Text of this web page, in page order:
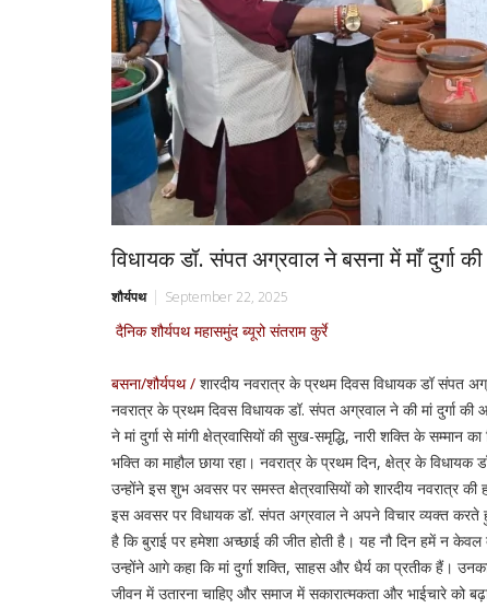
विधायक डॉ. संपत अग्रवाल ने बसना में माँ दुर्गा
शौर्यपथ September 22, 2025
दैनिक शौर्यपथ महासमुंद ब्यूरो संतराम कुर्रे
बसना/शौर्यपथ / शारदीय नवरात्र के प्रथम दिवस विधायक डॉ संपत
नवरात्र के प्रथम दिवस विधायक डॉ. संपत अग्रवाल ने की मां दुर्गा
ने मां दुर्गा से मांगी क्षेत्रवासियों की सुख-समृद्धि, नारी शक्ति के
भक्ति का माहौल छाया रहा। नवरात्र के प्रथम दिन, क्षेत्र के
उन्होंने इस शुभ अवसर पर समस्त क्षेत्रवासियों को शारदीय नवरात्र
इस अवसर पर विधायक डॉ. संपत अग्रवाल ने अपने विचार व्यक्त करते
है कि बुराई पर हमेशा अच्छाई की जीत होती है। यह नौ दिन हमें न
उन्होंने आगे कहा कि मां दुर्गा शक्ति, साहस और धैर्य का प्रतीक हैं।
जीवन में उतारना चाहिए और समाज में सकारात्मकता और भाईचारे को